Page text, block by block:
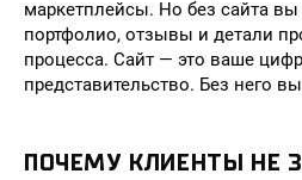
маркетплейсы. Но без сайта
портфолио, отзывы и детали
процесса. Сайт — это ваше
представительство. Без него
ПОЧЕМУ КЛИЕНТЫ НЕ